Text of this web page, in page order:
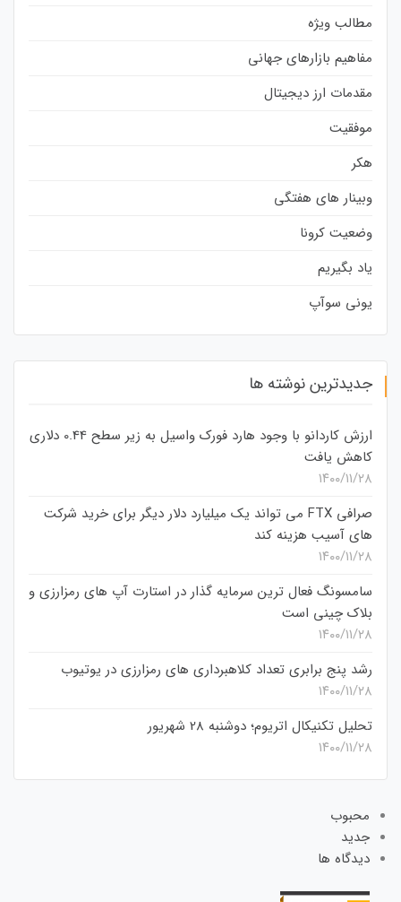
مطالب ویژه
مفاهیم بازارهای جهانی
مقدمات ارز دیجیتال
موفقیت
هکر
وبینار های هفتگی
وضعیت کرونا
یاد بگیریم
یونی سوآپ
جدیدترین نوشته ها
ارزش کاردانو با وجود هارد فورک واسیل به زیر سطح 0.44 دلاری
کاهش یافت
۱۴۰۰/۱۱/۲۸
صرافی FTX می تواند یک میلیارد دلار دیگر برای خرید شرکت
های آسیب هزینه کند
۱۴۰۰/۱۱/۲۸
سامسونگ فعال‌ ترین سرمایه‌ گذار در استارت‌ آپ‌ های رمزارزی و
بلاک چینی است
۱۴۰۰/۱۱/۲۸
رشد پنج برابری تعداد کلاهبرداری های رمزارزی در یوتیوب
۱۴۰۰/۱۱/۲۸
تحلیل تکنیکال اتریوم؛ دوشنبه 28 شهریور
۱۴۰۰/۱۱/۲۸
محبوب
جدید
دیدگاه ها